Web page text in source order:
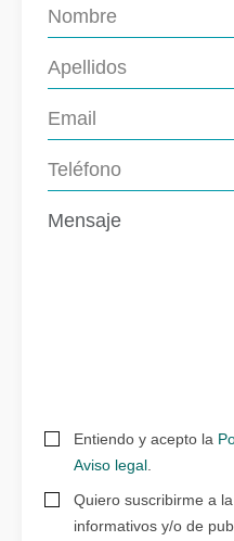
Entiendo y acepto la
Aviso legal
Quiero suscribirme a
informativos y/o de